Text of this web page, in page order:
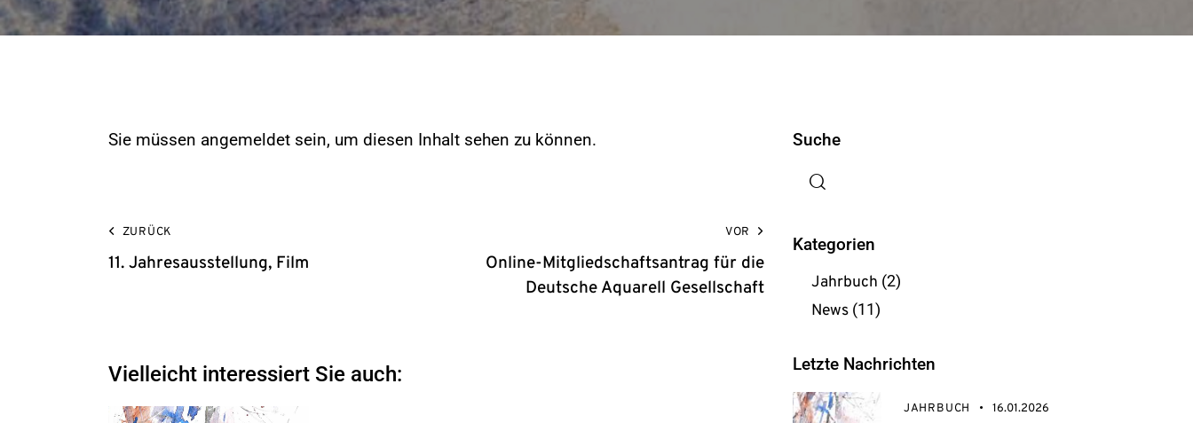
Sie müssen angemeldet sein, um diesen Inhalt sehen zu können.
ZURÜCK
11. Jahresausstellung, Film
VOR
Online-Mitgliedschaftsantrag für die
Deutsche Aquarell Gesellschaft
Vielleicht interessiert Sie auch:
Suche
Kategorien
Jahrbuch (2)
News(11)
Letzte Nachrichten
JAHRBUCH 16.01.2026